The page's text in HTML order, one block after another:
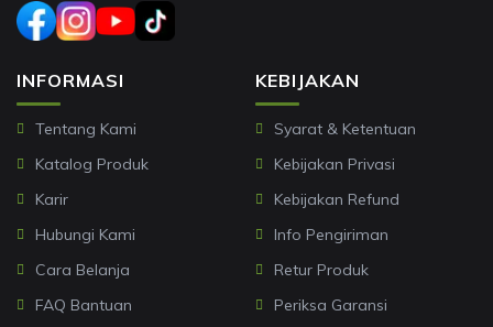
INFORMASI
Tentang Kami
Katalog Produk
Karir
Hubungi Kami
Cara Belanja
FAQ Bantuan
KEBIJAKAN
Syarat & Ketentuan
Kebijakan Privasi
Kebijakan Refund
Info Pengiriman
Retur Produk
Periksa Garansi